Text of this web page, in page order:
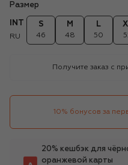
Размер
INT
RU
S
46
M
48
L
50
Получите заказ с
10% бонусов за
20% кешбэк для
оранжевой карты